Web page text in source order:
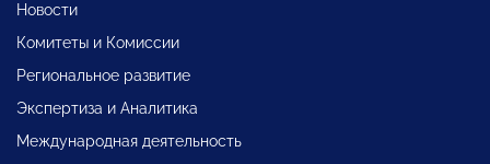
Новости
Комитеты и Комиссии
Региональное развитие
Экспертиза и Аналитика
Международная деятельность